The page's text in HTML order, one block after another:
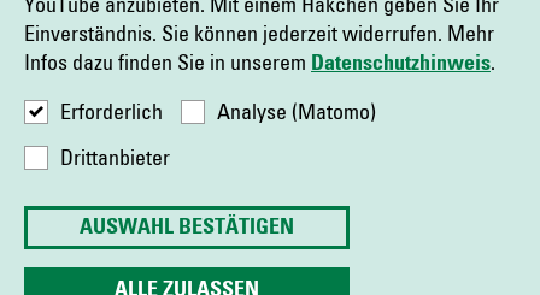
Impressum Sitemap Datenschutz
Cookie Einstellungen
Captrain Deutschland GmbH
Georgenstraße 22
YouTube anzubieten. Mit einem Häkchen geben Sie Ihr
Einverständnis. Sie können jederzeit widerrufen. Mehr
Infos dazu finden Sie in unserem Datenschutzhinweis.
Erforderlich Analyse (Matomo)
Drittanbieter
AUSWAHL BESTÄTIGEN
ALLE ZULASSEN